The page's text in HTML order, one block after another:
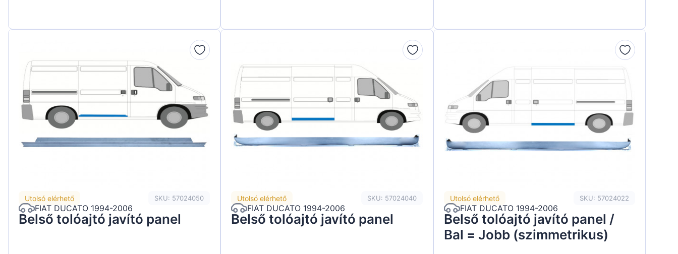
Utolsó elérhető SKU: 57024050
FIAT DUCATO 1994-2006
Belső tolóajtó javító panel
Utolsó elérhető SKU: 57024040
FIAT DUCATO 1994-2006
Belső tolóajtó javító panel
Utolsó elérhető SKU: 57024022
FIAT DUCATO 1994-2006
Belső tolóajtó javító panel /
Bal = Jobb (szimmetrikus)